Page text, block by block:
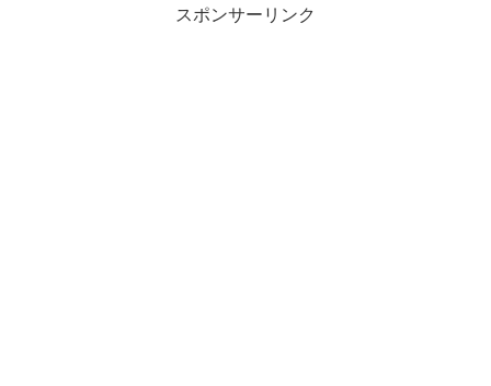
スポンサーリンク